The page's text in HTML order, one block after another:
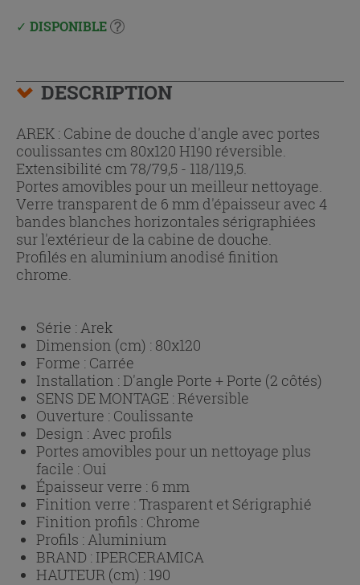
DISPONIBLE
DESCRIPTION
AREK : Cabine de douche d'angle avec portes
coulissantes cm 80x120 H190 réversible.
Extensibilité cm 78/79,5 - 118/119,5.
Portes amovibles pour un meilleur nettoyage.
Verre transparent de 6 mm d'épaisseur avec 4
bandes blanches horizontales sérigraphiées
sur l'extérieur de la cabine de douche.
Profilés en aluminium anodisé finition
chrome.
Série :Arek
Dimension (cm) : 80x120
Forme : Carrée
Installation :D'angle Porte + Porte (2 côtés)
SENS DE MONTAGE :Réversible
Ouverture : Coulissante
Design :Avec profils
Portes amovibles pour un nettoyage plus
facile : Oui
Épaisseur verre : 6 mm
Finition verre :Trasparent et Sérigraphié
Finition profils : Chrome
Profils :Aluminium
BRAND : IPERCERAMICA
HAUTEUR (cm) : 190